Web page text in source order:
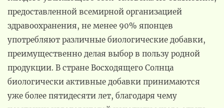
предоставленной всемирной организацией
здравоохранения, не менее 90% японцев
употребляют различные биологические добавки,
преимущественно делая выбор в пользу родной
продукции. В стране Восходящего Солнца
биологически активные добавки принимаются
уже более пятидесяти лет, благодаря чему